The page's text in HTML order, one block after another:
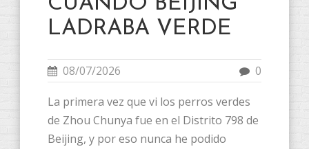
LADRABA VERDE
08/07/2026 0
La primera vez que vi los perros verdes
de Zhou Chunya fue en el Distrito 798 de
Beijing, y por eso nunca he podido